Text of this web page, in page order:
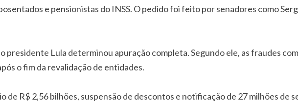
e pensionistas do INSS. O pedido foi feito por senadores como
presidente Lula determinou apuração completa. Segundo ele, as fraudes
o fim da revalidação de entidades.
R$ 2,56 bilhões, suspensão de descontos e notificação de 27 milhões de